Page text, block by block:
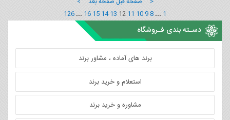
1
...
8
9
10
11
12
13
14
15
16
...
126
دسـته بندی فـروشگاه
برند های آماده ، مشاور برند
استعلام و خرید برند
مشاوره و خرید برند